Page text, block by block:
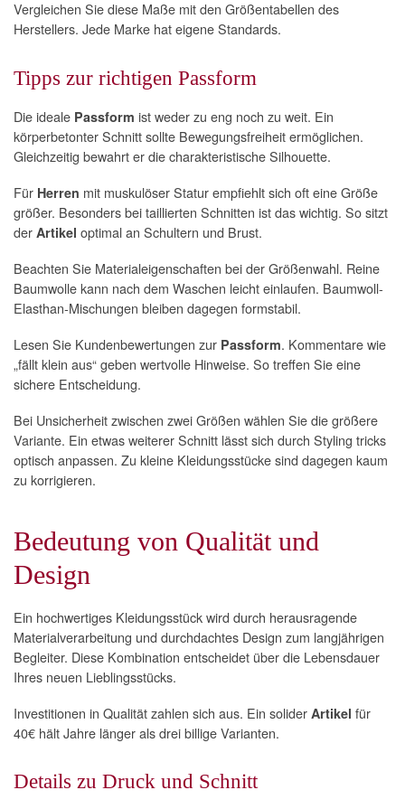
Vergleichen Sie diese Maße mit den Größentabellen des
Herstellers. Jede Marke hat eigene Standards.
Tipps zur richtigen Passform
Die ideale Passform ist weder zu eng noch zu weit. Ein
körperbetonter Schnitt sollte Bewegungsfreiheit ermöglichen.
Gleichzeitig bewahrt er die charakteristische Silhouette.
Für Herren mit muskulöser Statur empfiehlt sich oft eine Größe
größer. Besonders bei taillierten Schnitten ist das wichtig. So sitzt
der Artikel optimal an Schultern und Brust.
Beachten Sie Materialeigenschaften bei der Größenwahl. Reine
Baumwolle kann nach dem Waschen leicht einlaufen. Baumwoll-
Elasthan-Mischungen bleiben dagegen formstabil.
Lesen Sie Kundenbewertungen zur Passform. Kommentare wie
„fällt klein aus“ geben wertvolle Hinweise. So treffen Sie eine
sichere Entscheidung.
Bei Unsicherheit zwischen zwei Größen wählen Sie die größere
Variante. Ein etwas weiterer Schnitt lässt sich durch Styling tricks
optisch anpassen. Zu kleine Kleidungsstücke sind dagegen kaum
zu korrigieren.
Bedeutung von Qualität und
Design
Ein hochwertiges Kleidungsstück wird durch herausragende
Materialverarbeitung und durchdachtes Design zum langjährigen
Begleiter. Diese Kombination entscheidet über die Lebensdauer
Ihres neuen Lieblingsstücks.
Investitionen in Qualität zahlen sich aus. Ein solider Artikel für
40€ hält Jahre länger als drei billige Varianten.
Details zu Druck und Schnitt